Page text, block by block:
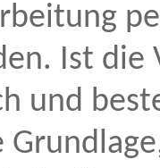
Ist die
und